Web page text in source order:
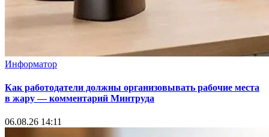
Информатор
Как работодатели должны организовывать рабочие места
в жару — комментарий Минтруда
06.08.26 14:11